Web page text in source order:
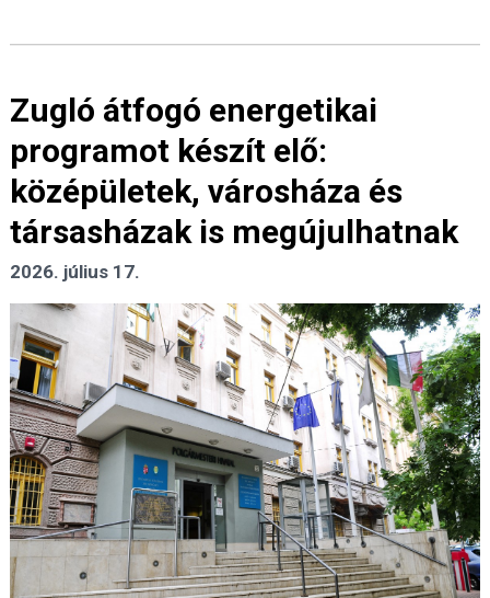
Zugló átfogó energetikai
programot készít elő:
középületek, városháza és
társasházak is megújulhatnak
2026. július 17.